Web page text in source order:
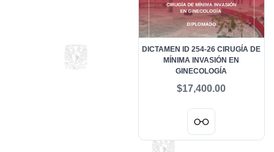
DICTAMEN ID 254-26 CIRUGÍA DE
MÍNIMA INVASIÓN EN
GINECOLOGÍA
$17,400.00